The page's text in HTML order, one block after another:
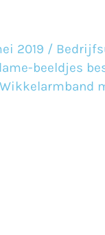
2019 /
beeldjes
Wikkelarmband